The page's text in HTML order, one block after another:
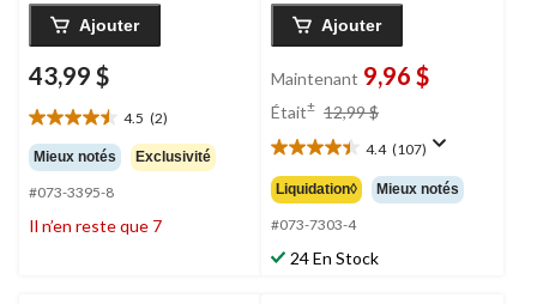
Ajouter
43,99 $
4.5 (2)
4.5
étoile(s)
sur
5.
2
Mieux notés Exclusivité
#073-3395-8
Il n’en reste que 7
Ajouter
Maintenant 9,96 $
Était± 12,99 $
12,99 $
4.4 (107)
4.4
étoile(s)
sur
5.
107
évaluations
Liquidation◊ Mieux notés
#073-7303-4
24 En Stock